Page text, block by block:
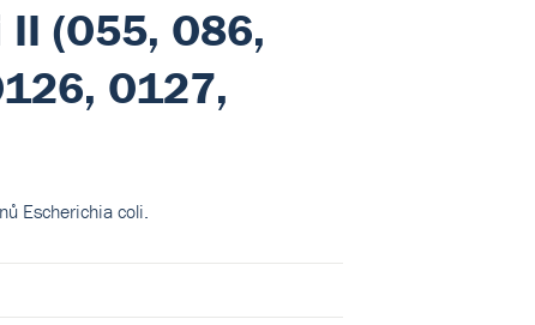
(O55, O86,
O127,
Escherichia coli.